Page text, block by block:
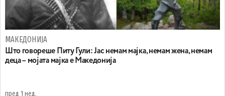
МАКЕДОНИЈА
Што говореше Питу Гули: Јас немам мајка, немам жена, немам
деца – мојата мајка е Македонија
пред 1 нед.